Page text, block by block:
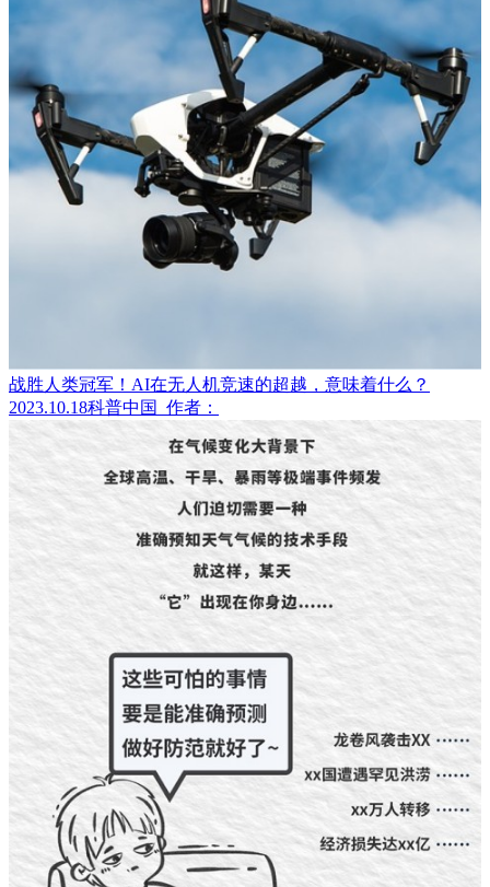
战胜人类冠军！AI在无人机竞速的超越，意味着什么？
2023.10.18科普中国 作者：